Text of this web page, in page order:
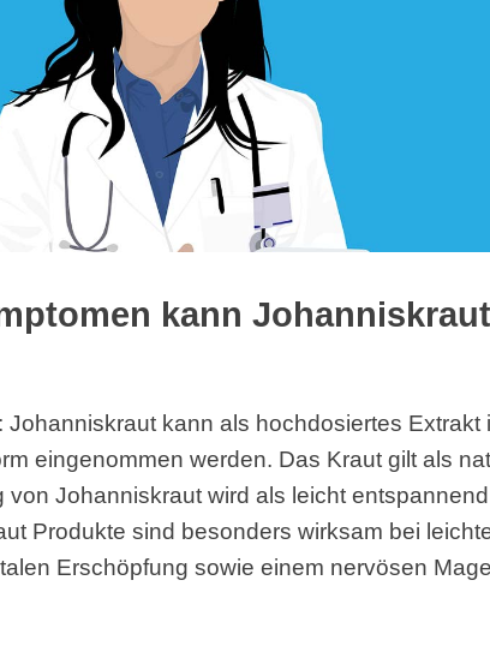
kann Johanniskraut
kann als hochdosiertes Extrakt
eingenommen werden. Das Kraut gilt als
von Johanniskraut wird als leicht entspannend
Produkte sind besonders wirksam bei
Erschöpfung sowie einem nervösen